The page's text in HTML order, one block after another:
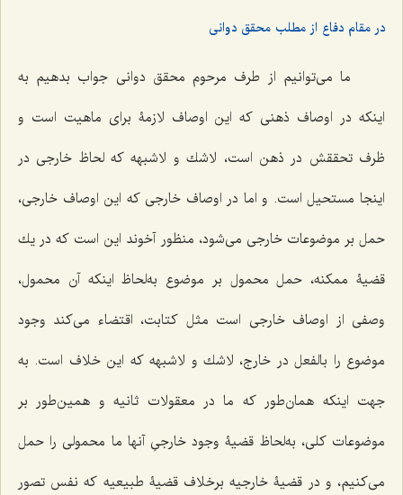
در مقام دفاع از مطلب محقق دوانی
ما مى‌توانیم از طرف مرحوم محقق دوانى جواب بدهیم به
اینكه در اوصاف ذهنى كه این اوصاف لازمۀ براى ماهیت‌ است و
ظرف تحققش در ذهن است، لاشك و لاشبهه كه لحاظ خارجى در
اینجا مستحیل است. و اما در اوصاف خارجى كه این اوصاف خارجى،
حمل بر موضوعات خارجى مى‌شود، منظور آخوند این است كه در یك
قضیۀ ممكنه، حمل محمول بر موضوع به‌لحاظ اینكه آن محمول،
وصفى از اوصاف خارجى است مثل كتابت، اقتضاء مى‌كند وجود
موضوع را بالفعل در خارج، لاشك و لاشبهه كه این خلاف است. به
جهت اینكه همان‌طور كه ما در معقولات ثانیه و همین‌طور بر
موضوعات كلى، به‌لحاظ قضیۀ وجود خارجىِ آنها ما محمولى را حمل
مى‌كنیم، و در قضیۀ خارجیه برخلاف قضیۀ طبیعیه كه نفس تصور